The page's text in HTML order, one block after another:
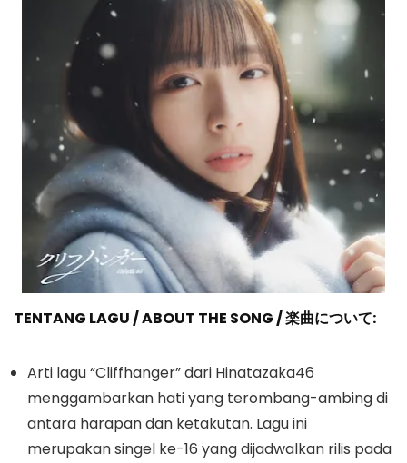
TENTANG LAGU / ABOUT THE SONG /楽曲について:
Arti lagu “Cliffhanger” dari Hinatazaka46
menggambarkan hati yang terombang-ambing di
antara harapan dan ketakutan. Lagu ini
merupakan singel ke-16 yang dijadwalkan rilis pada